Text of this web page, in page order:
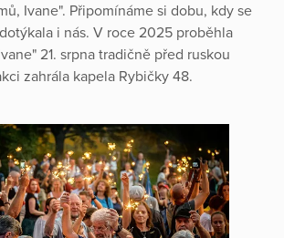
Ivane". Připomínáme si dobu, kdy se
i nás. V roce 2025 proběhla
21. srpna tradičně před ruskou
zahrála kapela Rybičky 48.